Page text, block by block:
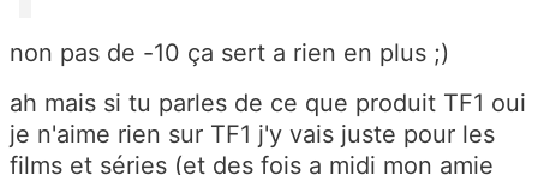
non pas de -10 ça sert a rien en plus ;)
ah mais si tu parles de ce que produit TF1 oui
je n'aime rien sur TF1 j'y vais juste pour les
films et séries (et des fois a midi mon amie